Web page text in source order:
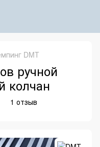
DMT
ручной
колчан
1 отзыв